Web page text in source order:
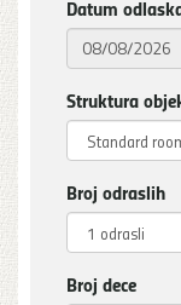
Datum
Struktura
Broj odraslih
Broj dece